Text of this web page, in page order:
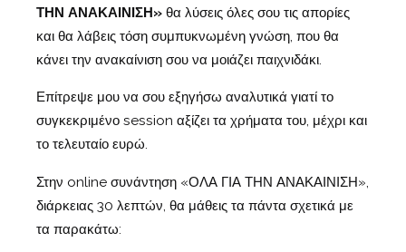
ΤΗΝ ΑΝΑΚΑΙΝΙΣΗ» θα λύσεις όλες σου τις απορίες
και θα λάβεις τόση συμπυκνωμένη γνώση, που θα
κάνει την ανακαίνιση σου να μοιάζει παιχνιδάκι.
Επίτρεψε μου να σου εξηγήσω αναλυτικά γιατί το
συγκεκριμένο session αξίζει τα χρήματα του, μέχρι και
το τελευταίο ευρώ.
Στην online συνάντηση «ΟΛΑ ΓΙΑ ΤΗΝ ΑΝΑΚΑΙΝΙΣΗ»,
διάρκειας 30 λεπτών, θα μάθεις τα πάντα σχετικά με
τα παρακάτω: